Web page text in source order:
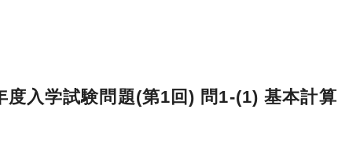
入学試験問題(第1回) 問1-(1) 基本計算